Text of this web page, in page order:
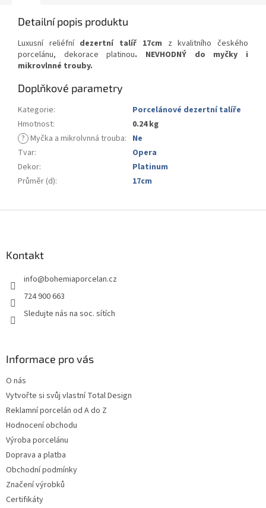
Detailní popis produktu
Luxusní reliéfní dezertní talíř 17cm z kvalitního českého
porcelánu, dekorace platinou. NEVHODNÝ do myčky i
mikrovlnné trouby.
Doplňkové parametry
Kategorie:
Porcelánové dezertní talíře
Hmotnost:
0.24 kg
? Myčka a mikrolvnná trouba: Ne
Tvar:
Opera
Dekor:
Platinum
Průměr (d): 17cm
Kontakt
info@bohemiaporcelan.cz
724 900 663
Sledujte nás na soc. sítích
Informace pro vás
O nás
Vytvořte si svůj vlastní Total Design
Reklamní porcelán od A do Z
Hodnocení obchodu
Výroba porcelánu
Doprava a platba
Obchodní podmínky
Značení výrobků
Certifikáty